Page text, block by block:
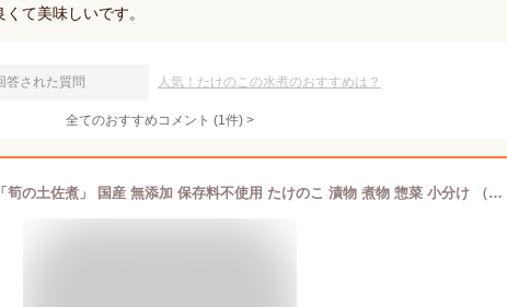
て美味しいです。
答された質問 人気！たけのこの水煮のおすすめは？
全てのおすすめコメント (1件) >
【送料無料】 タケノコ 「筍の土佐煮」 国産 無添加 保存料不使用 たけのこ 漬物 煮物 惣菜 小分け （100g×3袋） おかず おつまみ ご飯 弁当 つけもの 簡単 調理 九州産 宮崎 ＜つの農産＞